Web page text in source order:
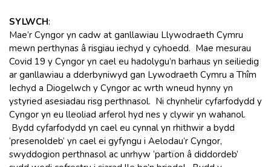
SYLWCH:
Mae’r Cyngor yn cadw at ganllawiau Llywodraeth Cymru
mewn perthynas â risgiau iechyd y cyhoedd. Mae mesurau
Covid 19 y Cyngor yn cael eu hadolygu’n barhaus yn seiliedig
ar ganllawiau a dderbyniwyd gan Lywodraeth Cymru a Thîm
Iechyd a Diogelwch y Cyngor ac wrth wneud hynny yn
ystyried asesiadau risg perthnasol. Ni chynhelir cyfarfodydd y
Cyngor yn eu lleoliad arferol hyd nes y clywir yn wahanol.
Bydd cyfarfodydd yn cael eu cynnal yn rhithwir a bydd
‘presenoldeb’ yn cael ei gyfyngu i Aelodau’r Cyngor,
swyddogion perthnasol ac unrhyw ‘partïon â diddordeb’